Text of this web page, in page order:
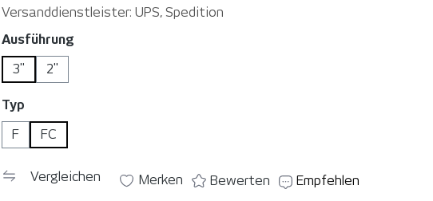
Versanddienstleister: UPS, Spedition
Ausführung
3"
2"
Typ
F
FC
Vergleichen Merken Bewerten Empfehlen